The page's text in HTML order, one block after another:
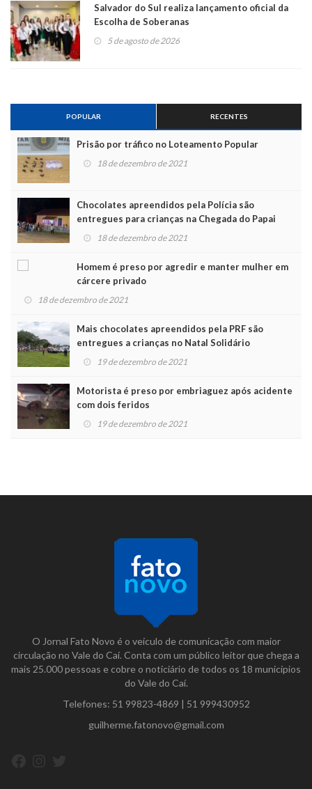
Salvador do Sul realiza lançamento oficial da
Escolha de Soberanas
5 de agosto de 2026
POPULAR RECENTES
Prisão por tráfico no Loteamento Popular
18 de dezembro de 2021
Chocolates apreendidos pela Polícia são
entregues para crianças na Chegada do Papai
Noel
18 de dezembro de 2021
Homem é preso por agredir e manter mulher em
cárcere privado
18 de dezembro de 2021
Mais chocolates apreendidos pela PRF são
entregues a crianças no Natal Solidário
19 de dezembro de 2021
Motorista é preso por embriaguez após acidente
com dois feridos
19 de dezembro de 2021
O Jornal Fato Novo é o veículo de comunicação com maior
circulação no Vale do Caí. Conta com um público leitor que chega a
mais 25.000 pessoas e cobre o noticiário de todos os 18 municípios
do Vale do Caí.
Telefones: 51 99823-4869 | 51 999430952
guilherme.fatonovo@gmail.com